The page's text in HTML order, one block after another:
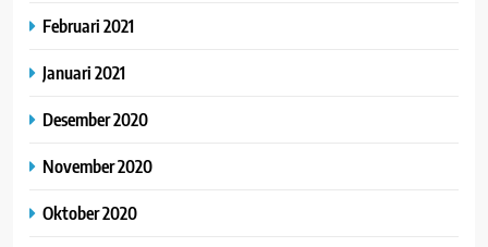
Februari 2021
Januari 2021
Desember 2020
November 2020
Oktober 2020